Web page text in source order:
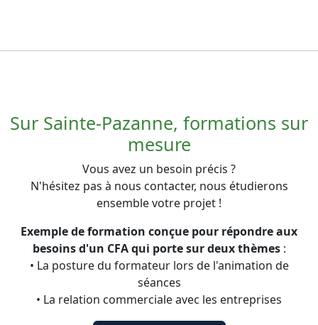
Sur Sainte-Pazanne, formations sur
mesure
Vous avez un besoin précis ?
N'hésitez pas à nous contacter, nous étudierons
ensemble votre projet !
Exemple de formation conçue pour répondre aux
besoins d'un CFA qui porte sur deux thèmes:
• La posture du formateur lors de l'animation de
séances
• La relation commerciale avec les entreprises